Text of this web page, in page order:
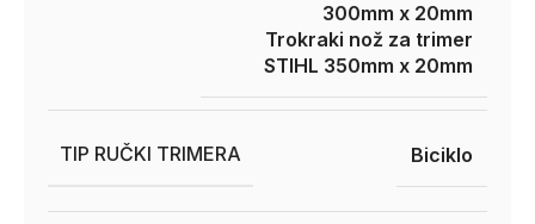
300mm x 20mm
Trokraki nož za trimer
STIHL 350mm x 20mm
TIP RUČKI TRIMERA Biciklo